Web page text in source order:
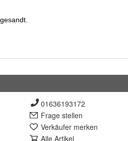
01636193172
Frage stellen
Verkäufer merken
Alle Artikel